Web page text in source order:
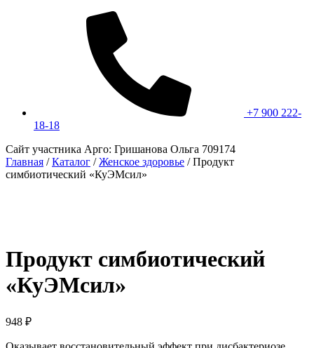
+7 900 222-
18-18
Сайт участника Арго: Гришанова Ольга 709174
Главная / Каталог / Женское здоровье / Продукт
симбиотический «КуЭМсил»
Продукт симбиотический
«КуЭМсил»
948 ₽